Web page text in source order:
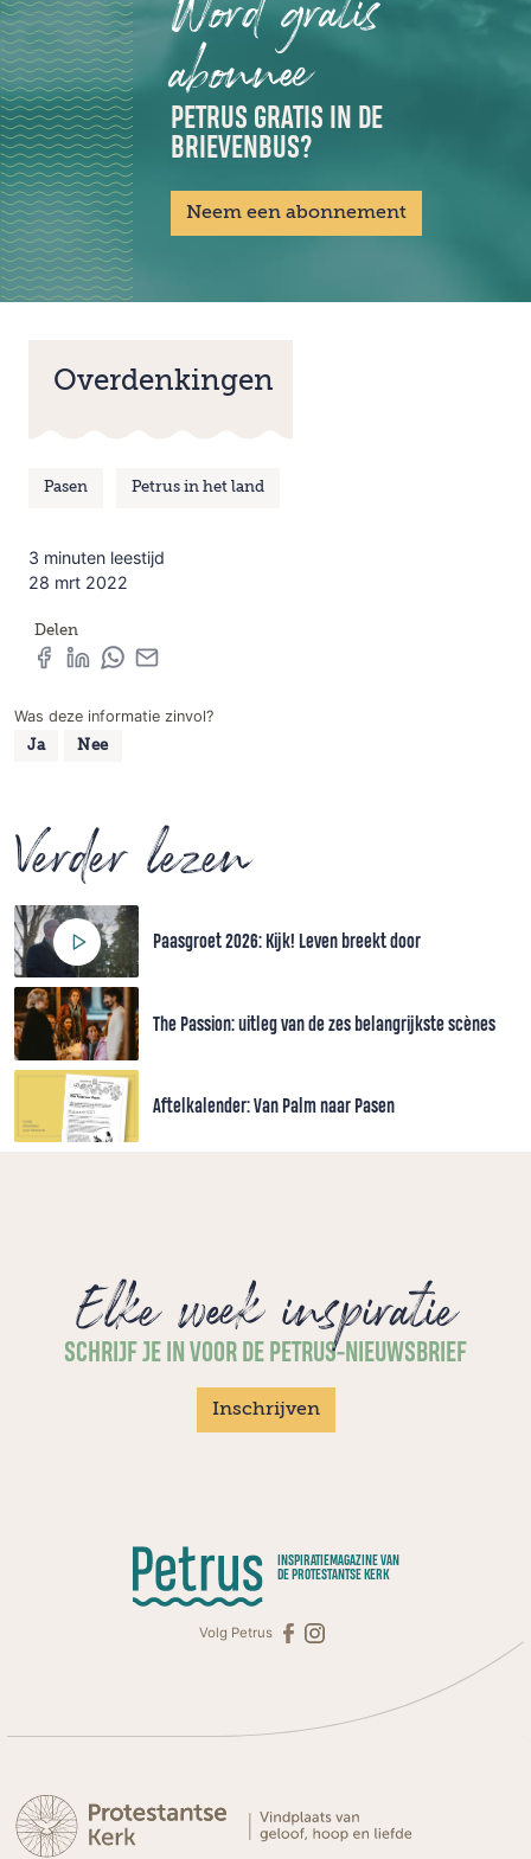
abonnee
PETRUS GRATIS IN DE
BRIEVENBUS?
Neem een abonnement
Overdenkingen
Pasen Petrus in het land
3 minuten leestijd
28 mrt 2022
Delen
Was deze informatie zinvol?
Ja Nee
Verder lezen
Paasgroet 2026: Kijk! Leven breekt door
The Passion: uitleg van de zes belangrijkste scènes
Aftelkalender: Van Palm naar Pasen
Elke week inspiratie
SCHRIJF JE IN VOOR DE PETRUS-NIEUWSBRIEF
Inschrijven
INSPIRATIEMAGAZINE VAN
DE PROTESTANTSE KERK
Volg Petrus